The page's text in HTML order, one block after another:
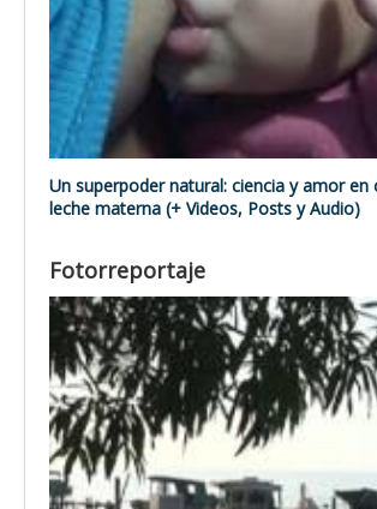
Un superpoder natural: ciencia y amor en
leche materna (+ Videos, Posts y Audio)
Fotorreportaje